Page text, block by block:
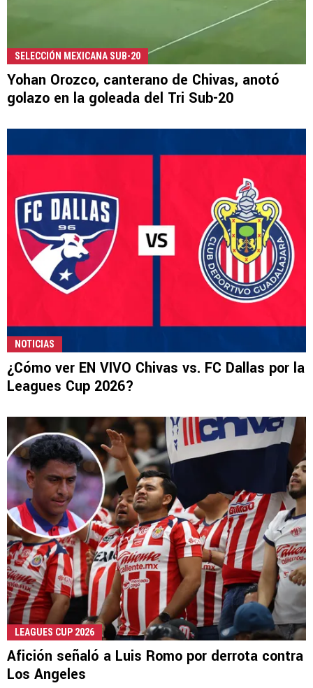
SELECCIÓN MEXICANA SUB-20
Yohan Orozco, canterano de Chivas, anotó
golazo en la goleada del Tri Sub-20
NOTICIAS
¿Cómo ver EN VIVO Chivas vs. FC Dallas por la
Leagues Cup 2026?
LEAGUES CUP 2026
Afición señaló a Luis Romo por derrota contra
Los Angeles